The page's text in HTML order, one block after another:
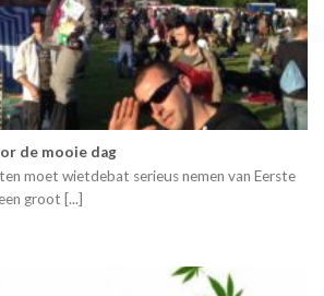
de mooie dag
moet wietdebat serieus nemen van Eerste
groot [...]